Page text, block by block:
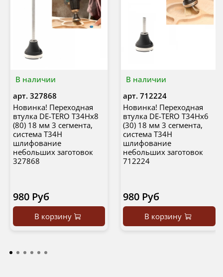
В наличии
арт. 327868
Новинка! Переходная
втулка DE-TERO T34Hx8
(80) 18 мм 3 сегмента,
система T34H
шлифование
небольших заготовок
327868
980 Руб
В корзину
В наличии
арт. 712224
Новинка! Переходная
втулка DE-TERO T34Hx6
(30) 18 мм 3 сегмента,
система T34H
шлифование
небольших заготовок
712224
980 Руб
В корзину